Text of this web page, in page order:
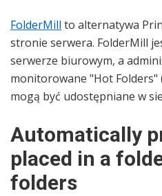
FolderMill to alternatywa
stronie serwera. FolderMill
serwerze biurowym, a
monitorowane "Hot
mogą być udostępniane w
Automatically
placed in a
folders